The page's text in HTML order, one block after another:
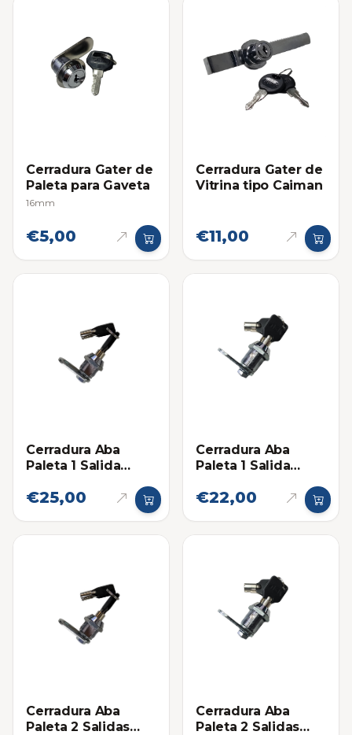
Cerradura Gater de
Paleta para Gaveta
16mm
€5,00
Cerradura Gater de
Vitrina tipo Caiman
€11,00
Cerradura Aba
Paleta 1 Salida
€25,00
Cerradura Aba
Paleta 1 Salida
€22,00
Cerradura Aba
Paleta 2 Salidas
Cerradura Aba
Paleta 2 Salidas